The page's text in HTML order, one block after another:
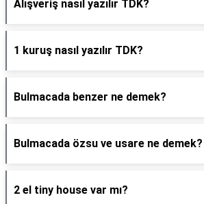
Alışveriş nasıl yazılır TDK?
1 kuruş nasıl yazılır TDK?
Bulmacada benzer ne demek?
Bulmacada özsu ve usare ne demek?
2 el tiny house var mı?